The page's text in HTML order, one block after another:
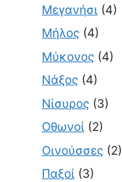
Μεγανήσι (4)
Μήλος (4)
Μύκονος (4)
Νάξος (4)
Νίσυρος (3)
Οθωνοί (2)
Οινούσσες (2)
Παξοί (3)